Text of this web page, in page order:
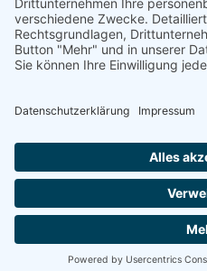
Heute45
Gestern358
Copyright © 2026 Saratogas Aquaworld
Garnelen. Alle Rechte vorbehalten.